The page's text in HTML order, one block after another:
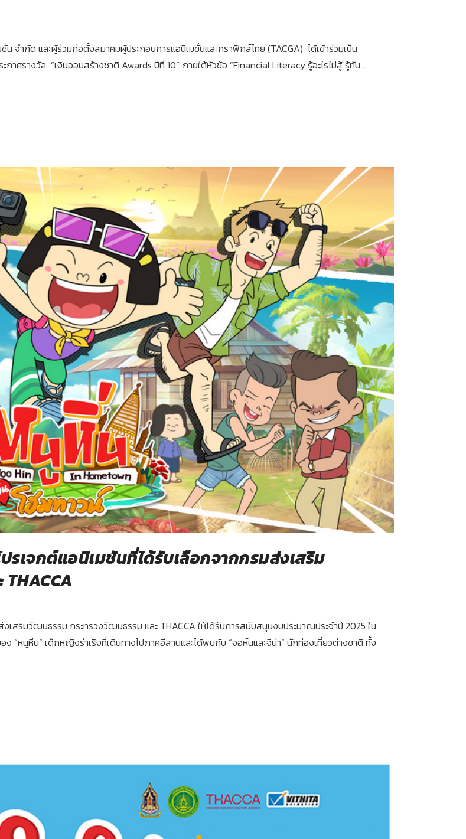
ำกัด และผู้ร่วมก่อตั้งสมาคมผู้ประกอบการแอนิเมชั่นและกราฟิกส์ไทย (TACGA) ได้เข้าร่วมเป็น
ศรางวัล “เงินออมสร้างชาติ Awards ปีที่ 10” ภายใต้หัวข้อ “Financial Literacy รู้อะไรไม่สู้ รู้ทัน...
รเจกต์แอนิเมชันที่ได้รับเลือกจากกรมส่งเสริม
เสริมวัฒนธรรม กระทรวงวัฒนธรรม และ THACCA ให้ได้รับการสนับสนุนงบประมาณประจำปี 2025 ใน
“หนูหิ่น” เด็กหญิงร่าเริงที่เดินทางไปภาคอีสานและได้พบกับ “จอห์นและจีน่า” นักท่องเที่ยวต่างชาติ ทั้ง